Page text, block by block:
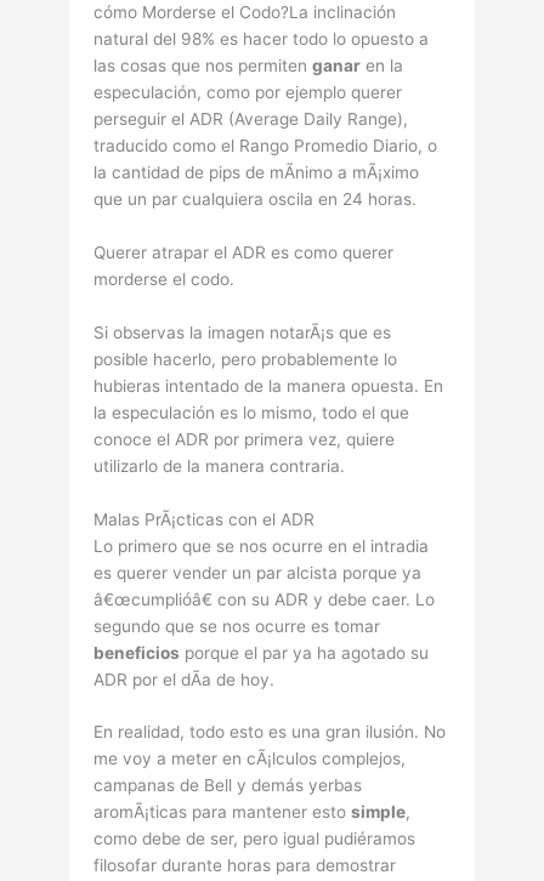
cómo Morderse el Codo?La inclinación
natural del 98% es hacer todo lo opuesto a
las cosas que nos permitenganar en la
especulación, como por ejemplo querer
perseguir el ADR (Average Daily Range),
traducido como el Rango Promedio Diario, o
la cantidad de pips de mÃ­nimo a mÃ¡ximo
que un par cualquiera oscila en 24 horas.
Querer atrapar el ADR es como querer
morderse el codo.
Si observas la imagen notarÃ¡s que es
posible hacerlo, pero probablemente lo
hubieras intentado de la manera opuesta. En
la especulación es lo mismo, todo el que
conoce el ADR por primera vez, quiere
utilizarlo de la manera contraria.
Malas PrÃ¡cticas con el ADR
Lo primero que se nos ocurre en el intradia
es querer vender un par alcista porque ya
â€œcumplióâ€ con su ADR y debe caer. Lo
segundo que se nos ocurre es tomar
beneficios porque el par ya ha agotado su
ADR por el dÃ­a de hoy.
En realidad, todo esto es una gran ilusión. No
me voy a meter en cÃ¡lculos complejos,
campanas de Bell y demás yerbas
aromÃ¡ticas para mantener estosimple,
como debe de ser, pero igual pudiéramos
filosofar durante horas para demostrar